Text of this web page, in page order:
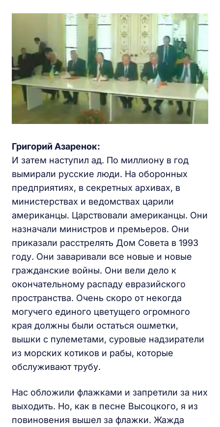
Григорий Азаренок:
И затем наступил ад. По миллиону в год
вымирали русские люди. На оборонных
предприятиях, в секретных архивах, в
министерствах и ведомствах царили
американцы. Царствовали американцы. Они
назначали министров и премьеров. Они
приказали расстрелять Дом Совета в 1993
году. Они заваривали все новые и новые
гражданские войны. Они вели дело к
окончательному распаду евразийского
пространства. Очень скоро от некогда
могучего единого цветущего огромного
края должны были остаться ошметки,
вышки с пулеметами, суровые надзиратели
из морских котиков и рабы, которые
обслуживают трубу.
Нас обложили флажками и запретили за них
выходить. Но, как в песне Высоцкого, я из
повиновения вышел за флажки. Жажда